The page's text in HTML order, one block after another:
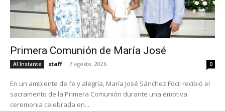
Primera Comunión de María José
Al Instante staff - 7 agosto, 2026 0
En un ambiente de fe y alegría, María José Sánchez Fócil recibió el
sacramento de la Primera Comunión durante una emotiva
ceremonia celebrada en...